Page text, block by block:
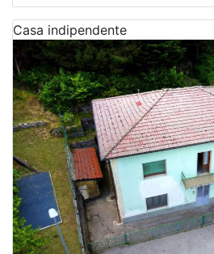
Casa indipendente